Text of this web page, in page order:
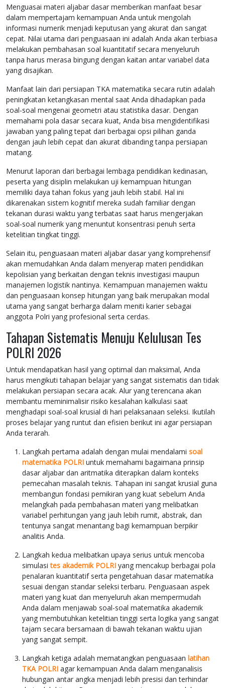
Menguasai materi aljabar dasar memberikan manfaat besar
dalam mempertajam kemampuan Anda untuk mengolah
informasi numerik menjadi keputusan yang akurat dan sangat
cepat. Nilai utama dari penguasaan ini adalah Anda akan terbiasa
melakukan pembahasan soal kuantitatif secara menyeluruh
tanpa harus merasa bingung dengan kaitan antar variabel data
yang disajikan.
Manfaat lain dari persiapan TKA matematika secara rutin adalah
peningkatan ketangkasan mental saat Anda dihadapkan pada
soal-soal mengenai geometri atau statistika dasar. Dengan
memahami pola dasar secara kuat, Anda bisa mengidentifikasi
jawaban yang paling tepat dari berbagai opsi pilihan ganda
dengan jauh lebih cepat dan akurat dibanding tanpa persiapan
matang.
Menurut laporan dari berbagai lembaga pendidikan kedinasan,
peserta yang disiplin melakukan uji kemampuan hitungan
memiliki daya tahan fokus yang jauh lebih stabil. Hal ini
dikarenakan sistem kognitif mereka sudah familiar dengan
tekanan durasi waktu yang terbatas saat harus mengerjakan
soal-soal numerik yang menuntut konsentrasi penuh serta
ketelitian tingkat tinggi.
Selain itu, penguasaan materi aljabar dasar yang komprehensif
akan memudahkan Anda dalam menyerap materi pendidikan
kepolisian yang berkaitan dengan teknis investigasi maupun
manajemen logistik nantinya. Kemampuan manajemen waktu
dan penguasaan konsep hitungan yang baik merupakan modal
utama yang sangat berharga dalam meniti karier sebagai
anggota Polri yang profesional serta cerdas.
Tahapan Sistematis Menuju Kelulusan Tes
POLRI 2026
Untuk mendapatkan hasil yang optimal dan maksimal, Anda
harus mengikuti tahapan belajar yang sangat sistematis dan tidak
melakukan persiapan secara acak. Alur yang terencana akan
membantu meminimalisir risiko kesalahan kalkulasi saat
menghadapi soal-soal krusial di hari pelaksanaan seleksi. Ikutilah
proses belajar yang runtut dan efisien berikut ini agar persiapan
Anda terarah.
Langkah pertama adalah dengan mulai mendalami soal
matematika POLRI untuk memahami bagaimana prinsip
dasar aljabar dan aritmatika diterapkan dalam konteks
pemecahan masalah teknis. Tahapan ini sangat krusial guna
membangun fondasi pemikiran yang kuat sebelum Anda
melangkah pada pembahasan materi yang melibatkan
variabel perhitungan yang jauh lebih rumit, abstrak, dan
tentunya sangat menantang bagi kemampuan berpikir
analitis Anda.
Langkah kedua melibatkan upaya serius untuk mencoba
simulasites akademik POLRI yang mencakup berbagai pola
penalaran kuantitatif serta pengetahuan dasar matematika
sesuai dengan standar seleksi terbaru. Penguasaan aspek
materi yang kuat dan menyeluruh akan mempermudah
Anda dalam menjawab soal-soal matematika akademik
yang membutuhkan ketelitian tinggi serta logika yang sangat
tajam secara bersamaan di bawah tekanan waktu ujian
yang sangat sempit.
Langkah ketiga adalah mematangkan penguasaan latihan
TKA POLRI agar kemampuan Anda dalam menganalisis
hubungan antar angka menjadi lebih presisi dan terhindar